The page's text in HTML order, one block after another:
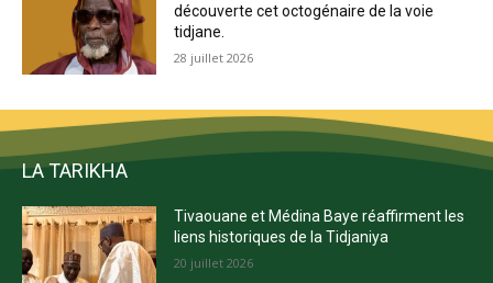
découverte cet octogénaire de la voie
tidjane.
28 juillet 2026
LA TARIKHA
Tivaouane et Médina Baye réaffirment les
liens historiques de la Tidjaniya
20 juillet 2026